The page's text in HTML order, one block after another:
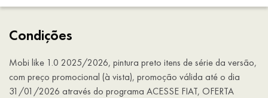
Condições
Mobi like 1.0 2025/2026, pintura preto itens de série da versão,
com preço promocional (à vista), promoção válida até o dia
31/01/2026 através do programa ACESSE FIAT, OFERTA